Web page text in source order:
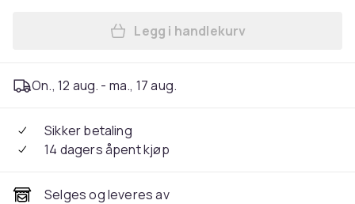
Legg Faldskærmsdrage
Legg i handlekurv
On., 12 aug. - ma., 17 aug.
Sikker betaling
14 dagers åpent kjøp
Selges og leveres av